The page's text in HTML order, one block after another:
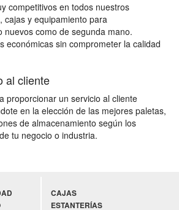
competitivos en todos nuestros
cajas y equipamiento para
nuevos como de segunda mano.
económicas sin comprometer la calidad
al cliente
proporcionar un servicio al cliente
en la elección de las mejores paletas,
de almacenamiento según los
tu negocio o industria.
CAJAS
ESTANTERÍAS